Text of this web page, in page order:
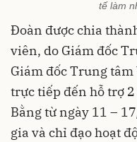
tế làm
Đoàn được chia
viên, do Giám đốc
Giám đốc Trung tâm
trực tiếp đến hỗ trợ
Bằng từ ngày 11 –
gia và chỉ đạo hoạt